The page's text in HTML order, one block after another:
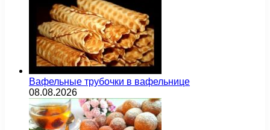
Вафельные трубочки в вафельнице
08.08.2026